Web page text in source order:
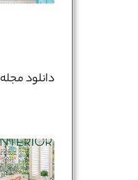
دانلود مجله country homes interiors – june 2023
شماره واتس‌اپ : *